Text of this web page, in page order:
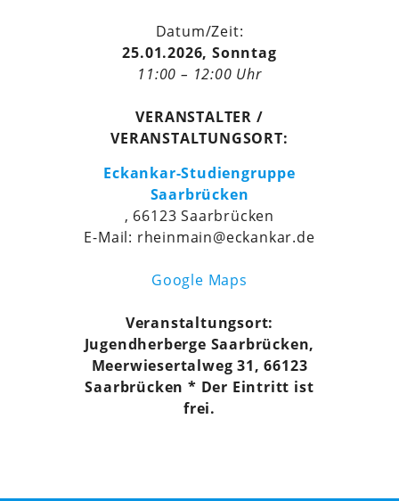
Datum/Zeit:
25.01.2026, Sonntag
11:00 – 12:00 Uhr
VERANSTALTER /
VERANSTALTUNGSORT:
Eckankar-Studiengruppe
Saarbrücken
, 66123 Saarbrücken
E-Mail: rheinmain@eckankar.de
Google Maps
Veranstaltungsort:
Jugendherberge Saarbrücken,
Meerwiesertalweg 31, 66123
Saarbrücken * Der Eintritt ist
frei.